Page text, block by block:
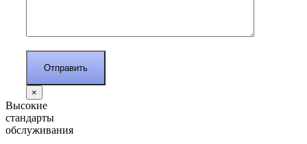
×
Высокие
стандарты
обслуживания